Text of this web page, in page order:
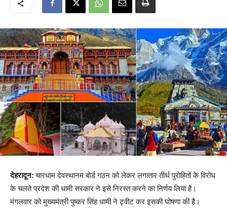
देहरादून:चारधाम देवस्थानम बोर्ड गठन को लेकर लगातार तीर्थ पुरोहितों के विरोध
के चलते प्रदेश की धामी सरकार ने इसे निरस्त करने का निर्णय लिया है।
मंगलवार को मुख्यमंत्री पुष्कर सिंह धामी ने ट्वीट कर इसकी घोषणा की है।